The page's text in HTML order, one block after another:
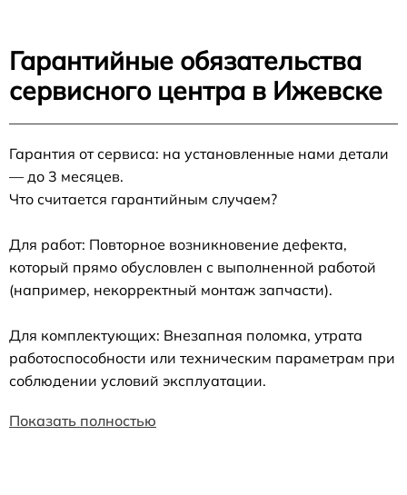
Гарантийные обязательства
сервисного центра в Ижевске
Гарантия от сервиса: на установленные нами детали
— до 3 месяцев.
Что считается гарантийным случаем?
Для работ: Повторное возникновение дефекта,
который прямо обусловлен с выполненной работой
(например, некорректный монтаж запчасти).
Для комплектующих: Внезапная поломка, утрата
работоспособности или техническим параметрам при
соблюдении условий эксплуатации.
Показать полностью